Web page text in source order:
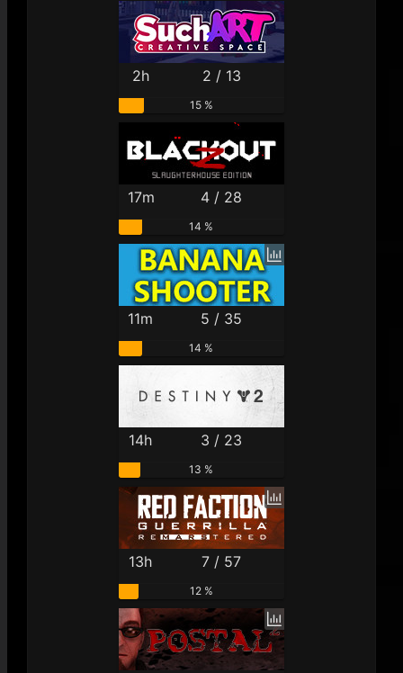
2h 2 / 13
15 %
17m 4 / 28
14 %
11m 5 / 35
14 %
14h 3 / 23
13 %
13h 7 / 57
12 %